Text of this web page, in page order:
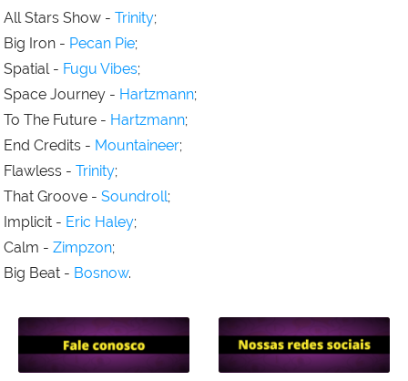
All Stars Show - ⁠Trinity⁠;
Big Iron - Pecan Pie;
Spatial - ⁠⁠Fugu Vibes⁠⁠;
Space Journey - ⁠⁠Hartzmann⁠⁠;
To The Future - ⁠⁠Hartzmann⁠⁠;
End Credits - ⁠⁠Mountaineer⁠⁠;
Flawless - ⁠Trinity⁠;
That Groove - ⁠Soundroll⁠;
Implicit - ⁠Eric Haley⁠;
Calm - ⁠Zimpzon⁠;
Big Beat - ⁠Bosnow⁠.